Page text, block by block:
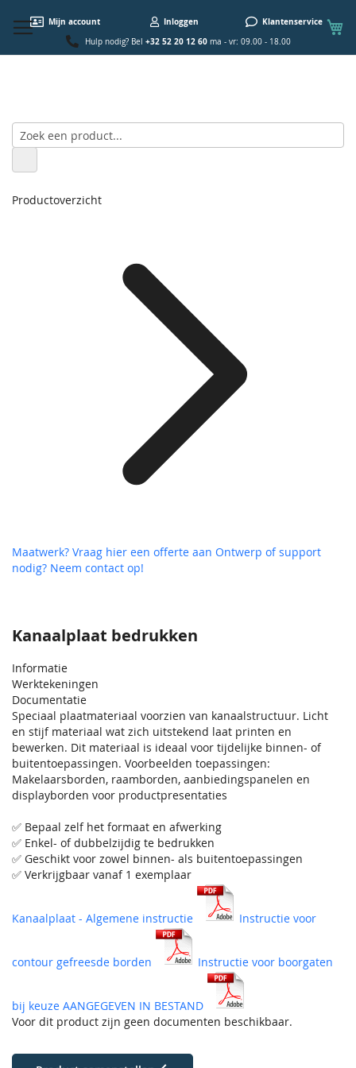
Mijn account Inloggen Klantenservice
Hulp nodig? Bel +32 52 20 12 60ma - vr: 09.00 - 18.00
Kanaalplaat bedrukken
Informatie
Werktekeningen
Documentatie
Speciaal plaatmateriaal voorzien van kanaalstructuur. Licht
en stijf materiaal wat zich uitstekend laat printen en
bewerken. Dit materiaal is ideaal voor tijdelijke binnen- of
buitentoepassingen. Voorbeelden toepassingen:
Makelaarsborden, raamborden, aanbiedingspanelen en
displayborden voor productpresentaties
✅ Bepaal zelf het formaat en afwerking
✅ Enkel- of dubbelzijdig te bedrukken
✅ Geschikt voor zowel binnen- als buitentoepassingen
✅ Verkrijgbaar vanaf 1 exemplaar
Kanaalplaat - Algemene instructie Instructie voor
contour gefreesde borden Instructie voor boorgaten
bij keuze AANGEGEVEN IN BESTAND
Voor dit product zijn geen documenten beschikbaar.
Productoverzicht
Maatwerk? Vraag hier een offerte aan Ontwerp of support
nodig? Neem contact op!